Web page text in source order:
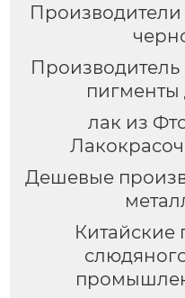
Производители
Производитель
пигменты
лак из
Дешевые
Китайские